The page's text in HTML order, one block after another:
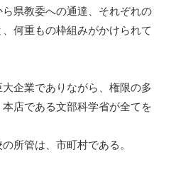
県教委への通達、それぞれの
何重もの枠組みがかけられて
企業でありながら、権限の多
店である文部科学省が全てを
所管は、市町村である。